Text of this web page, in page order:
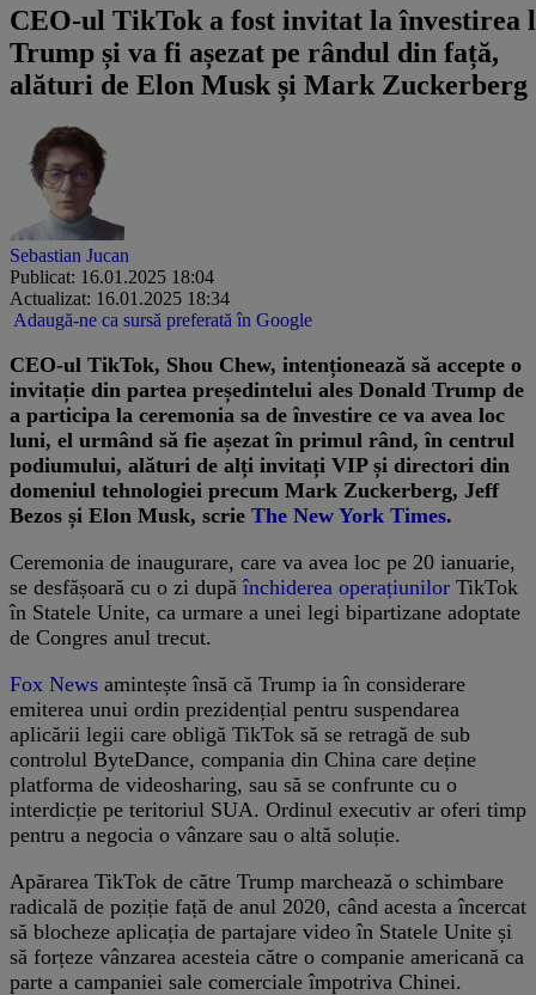
CEO-ul TikTok a fost invitat la învestirea
Trump și va fi așezat pe rândul din față,
alături de Elon Musk și Mark Zuckerberg
Sebastian Jucan
Publicat: 16.01.2025 18:04
Actualizat: 16.01.2025 18:34
Adaugă-ne ca sursă preferată în Google
CEO-ul TikTok, Shou Chew, intenționează să accepte o
invitație din partea președintelui ales Donald Trump de
a participa la ceremonia sa de învestire ce va avea loc
luni, el urmând să fie așezat în primul rând, în centrul
podiumului, alături de alți invitați VIP și directori din
domeniul tehnologiei precum Mark Zuckerberg, Jeff
Bezos și Elon Musk, scrie The New York Times.
Ceremonia de inaugurare, care va avea loc pe 20 ianuarie,
se desfășoară cu o zi dupăînchiderea operațiunilor TikTok
în Statele Unite, ca urmare a unei legi bipartizane adoptate
de Congres anul trecut.
Fox News amintește însă că Trump ia în considerare
emiterea unui ordin prezidențial pentru suspendarea
aplicării legii care obligă TikTok să se retragă de sub
controlul ByteDance, compania din China care deține
platforma de videosharing, sau să se confrunte cu o
interdicție pe teritoriul SUA. Ordinul executiv ar oferi timp
pentru a negocia o vânzare sau o altă soluție.
Apărarea TikTok de către Trump marchează o schimbare
radicală de poziție față de anul 2020, când acesta a încercat
să blocheze aplicația de partajare video în Statele Unite și
să forțeze vânzarea acesteia către o companie americană ca
parte a campaniei sale comerciale împotriva Chinei.